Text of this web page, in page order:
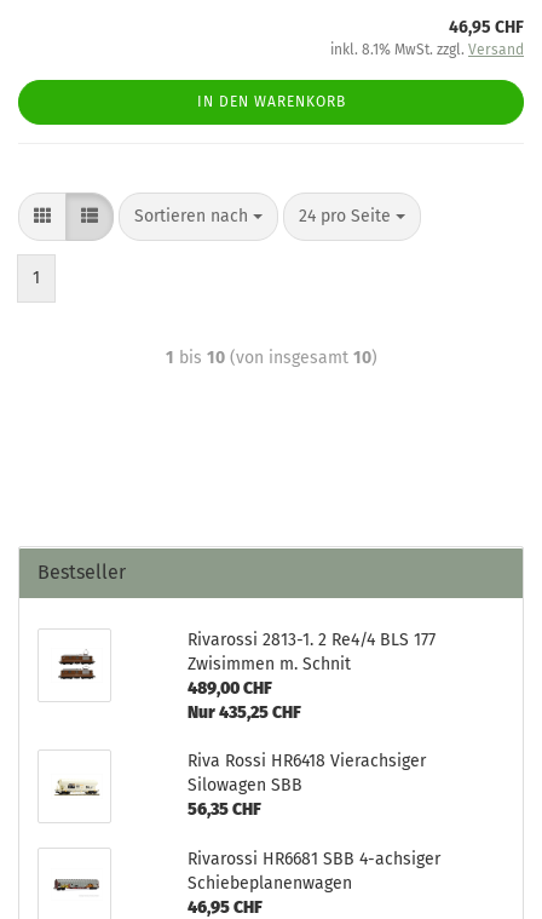
46,95 CHF
inkl. 8.1% MwSt. zzgl. Versand
IN DEN WARENKORB
Sortieren nach 24 pro Seite
1
1 bis 10(von insgesamt 10)
Bestseller
Rivarossi 2813-1. 2 Re4/4 BLS 177
Zwisimmen m. Schnit
489,00 CHF
Nur 435,25 CHF
Riva Rossi HR6418 Vierachsiger
Silowagen SBB
56,35 CHF
Rivarossi HR6681 SBB 4-achsiger
Schiebeplanenwagen
46,95 CHF